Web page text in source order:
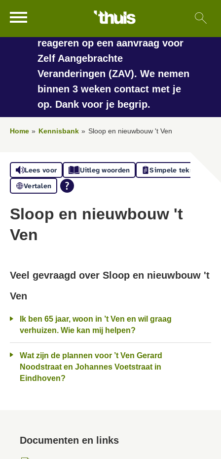
Naar hoofdinhoud
Naar hoofdnavigatiemenu
Naar zoeken
Naar de homepage
Ga naar Hoofd
langer duren voordat we
reageren op een aanvraag voor
Zelf Aangebrachte
Veranderingen (ZAV). We nemen
binnen 3 weken contact met je
op. Dank voor je begrip.
Home Kennisbank Sloop en nieuwbouw 't Ven
Lees voor Uitleg woorden
Simpele tekst
Vertalen
Sloop en nieuwbouw 't
Ven
Veel gevraagd over Sloop en nieuwbouw 't
Ven
verhuizen. Wie kan mij helpen?
Wat zijn de plannen voor ’t Ven Gerard
Noodstraat en Johannes Voetstraat in
Eindhoven?
Documenten en links